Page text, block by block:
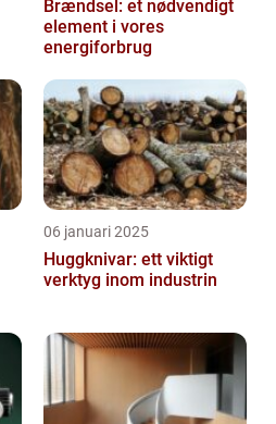
Brændsel: et nødvendigt
element i vores
energiforbrug
06 januari 2025
Huggknivar: ett viktigt
verktyg inom industrin